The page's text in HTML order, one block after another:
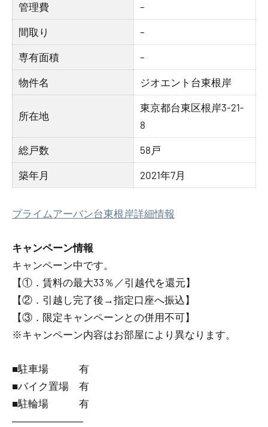
管理費 –
間取り –
専有面積 –
物件名 ジオエント台東根岸
所在地
東京都台東区根岸3-21-
8
総戸数 58戸
築年月 2021年7月
プライムアーバン台東根岸詳細情報
キャンペーン情報
キャンペーン中です。
【①．賃料の最大33％／引越代を還元】
【②．引越し完了後→指定口座へ振込】
【③．限定キャンペーンとの併用不可】
※キャンペーン内容はお部屋により異なります。
■駐車場 有
■バイク置場 有
■駐輪場 有
―――――――